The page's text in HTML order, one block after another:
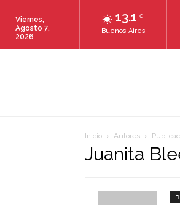
13.1 C
Buenos Aires
Viernes,
Agosto 7,
2026
Inicio Autores
Juanita